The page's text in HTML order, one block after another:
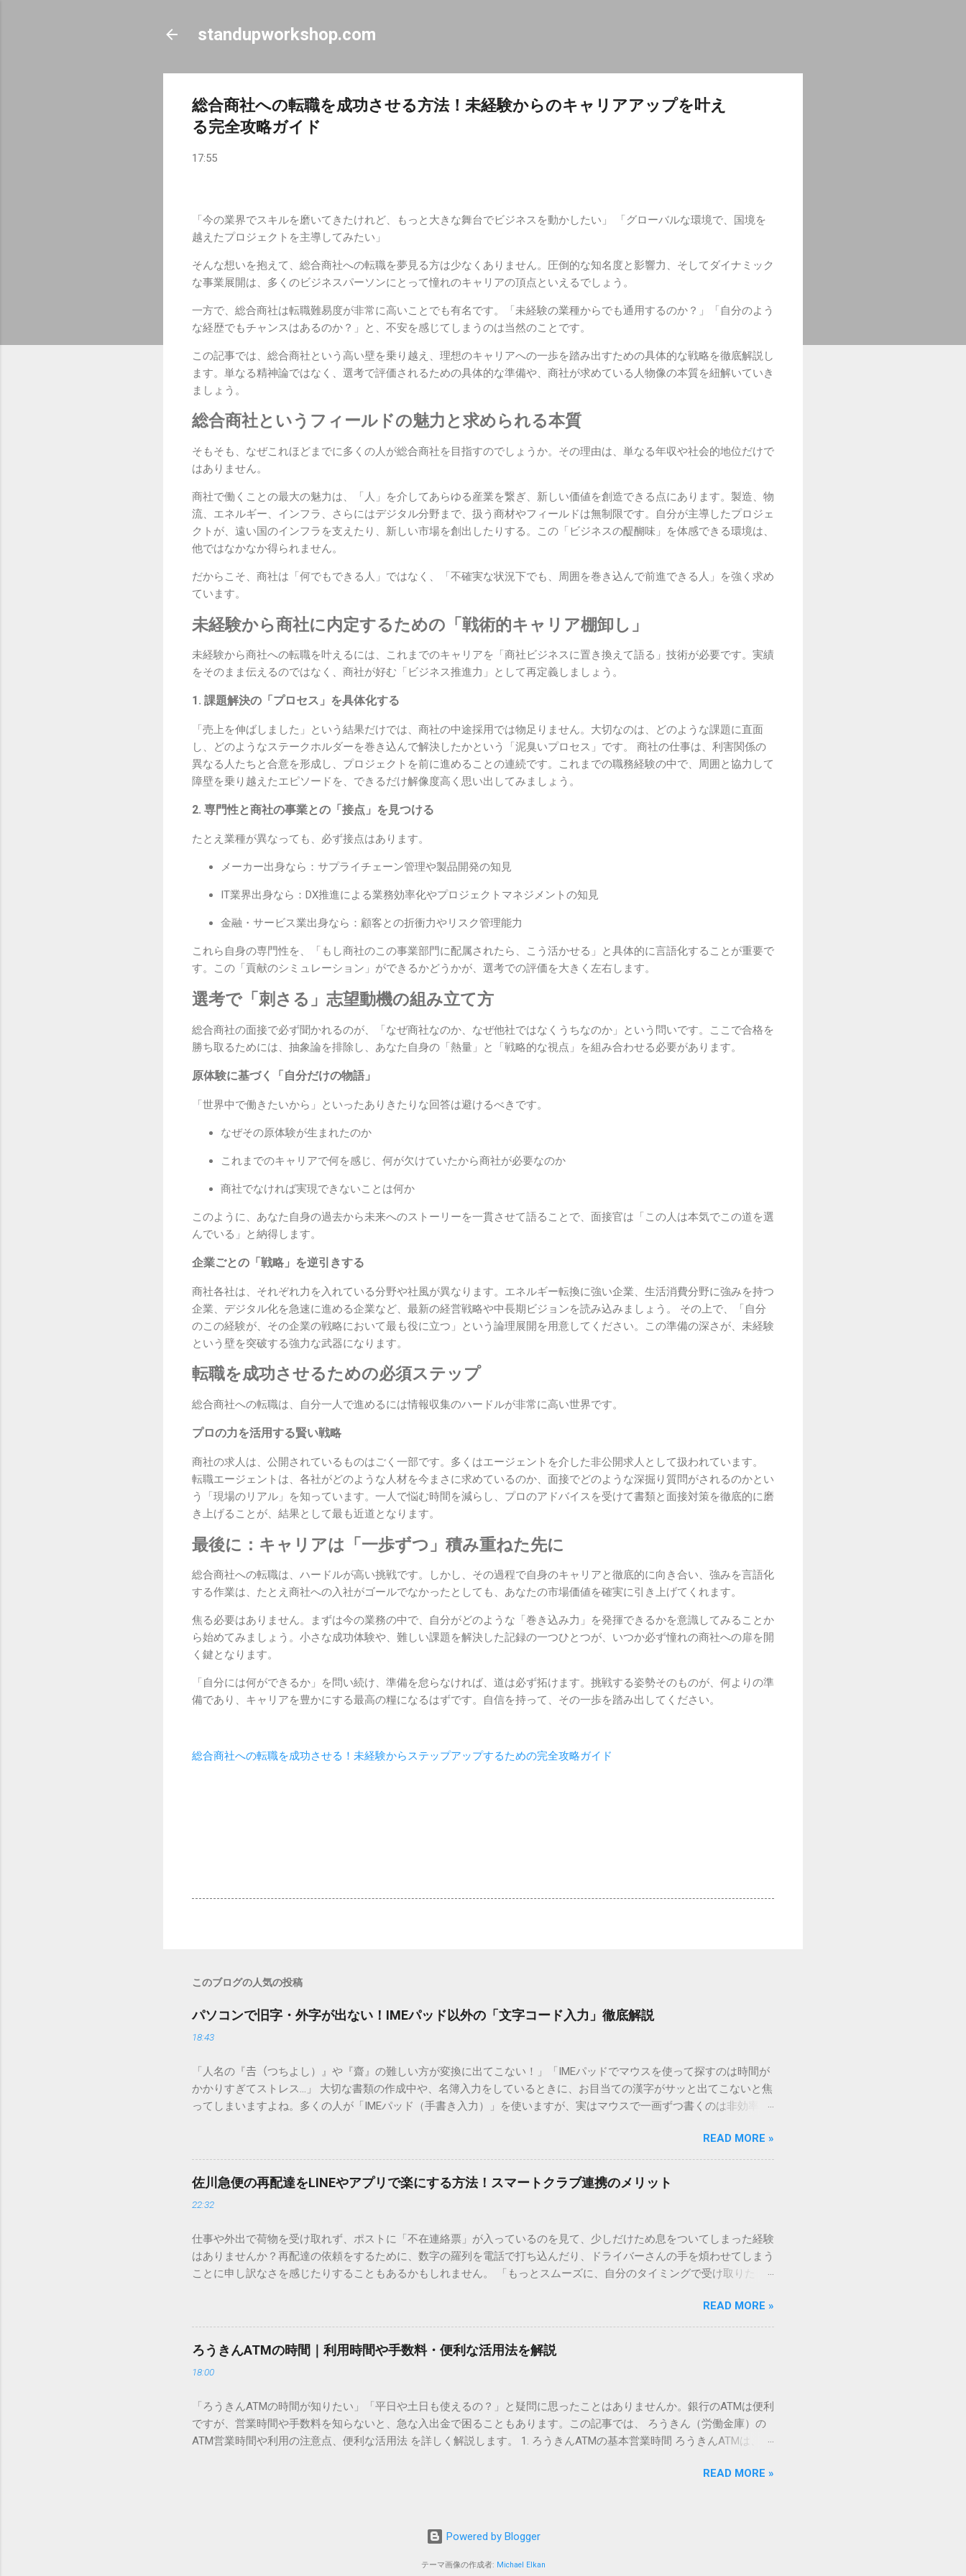
standupworkshop.com
総合商社への転職を成功させる方法！未経験からのキャリアアップを叶え
る完全攻略ガイド
17:55
「今の業界でスキルを磨いてきたけれど、もっと大きな舞台でビジネスを動かしたい」 「グローバルな環境で、国境を
越えたプロジェクトを主導してみたい」
そんな想いを抱えて、総合商社への転職を夢見る方は少なくありません。圧倒的な知名度と影響力、そしてダイナミック
な事業展開は、多くのビジネスパーソンにとって憧れのキャリアの頂点といえるでしょう。
一方で、総合商社は転職難易度が非常に高いことでも有名です。「未経験の業種からでも通用するのか？」「自分のよう
な経歴でもチャンスはあるのか？」と、不安を感じてしまうのは当然のことです。
この記事では、総合商社という高い壁を乗り越え、理想のキャリアへの一歩を踏み出すための具体的な戦略を徹底解説し
ます。単なる精神論ではなく、選考で評価されるための具体的な準備や、商社が求めている人物像の本質を紐解いていき
ましょう。
総合商社というフィールドの魅力と求められる本質
そもそも、なぜこれほどまでに多くの人が総合商社を目指すのでしょうか。その理由は、単なる年収や社会的地位だけで
はありません。
商社で働くことの最大の魅力は、「人」を介してあらゆる産業を繋ぎ、新しい価値を創造できる点にあります。製造、物
流、エネルギー、インフラ、さらにはデジタル分野まで、扱う商材やフィールドは無制限です。自分が主導したプロジェ
クトが、遠い国のインフラを支えたり、新しい市場を創出したりする。この「ビジネスの醍醐味」を体感できる環境は、
他ではなかなか得られません。
だからこそ、商社は「何でもできる人」ではなく、「不確実な状況下でも、周囲を巻き込んで前進できる人」を強く求め
ています。
未経験から商社に内定するための「戦術的キャリア棚卸し」
未経験から商社への転職を叶えるには、これまでのキャリアを「商社ビジネスに置き換えて語る」技術が必要です。実績
をそのまま伝えるのではなく、商社が好む「ビジネス推進力」として再定義しましょう。
1. 課題解決の「プロセス」を具体化する
「売上を伸ばしました」という結果だけでは、商社の中途採用では物足りません。大切なのは、どのような課題に直面
し、どのようなステークホルダーを巻き込んで解決したかという「泥臭いプロセス」です。 商社の仕事は、利害関係の
異なる人たちと合意を形成し、プロジェクトを前に進めることの連続です。これまでの職務経験の中で、周囲と協力して
障壁を乗り越えたエピソードを、できるだけ解像度高く思い出してみましょう。
2. 専門性と商社の事業との「接点」を見つける
たとえ業種が異なっても、必ず接点はあります。
メーカー出身なら：サプライチェーン管理や製品開発の知見
IT業界出身なら：DX推進による業務効率化やプロジェクトマネジメントの知見
金融・サービス業出身なら：顧客との折衝力やリスク管理能力
これら自身の専門性を、「もし商社のこの事業部門に配属されたら、こう活かせる」と具体的に言語化することが重要で
す。この「貢献のシミュレーション」ができるかどうかが、選考での評価を大きく左右します。
選考で「刺さる」志望動機の組み立て方
総合商社の面接で必ず聞かれるのが、「なぜ商社なのか、なぜ他社ではなくうちなのか」という問いです。ここで合格を
勝ち取るためには、抽象論を排除し、あなた自身の「熱量」と「戦略的な視点」を組み合わせる必要があります。
原体験に基づく「自分だけの物語」
「世界中で働きたいから」といったありきたりな回答は避けるべきです。
なぜその原体験が生まれたのか
これまでのキャリアで何を感じ、何が欠けていたから商社が必要なのか
商社でなければ実現できないことは何か
このように、あなた自身の過去から未来へのストーリーを一貫させて語ることで、面接官は「この人は本気でこの道を選
んでいる」と納得します。
企業ごとの「戦略」を逆引きする
商社各社は、それぞれ力を入れている分野や社風が異なります。エネルギー転換に強い企業、生活消費分野に強みを持つ
企業、デジタル化を急速に進める企業など、最新の経営戦略や中長期ビジョンを読み込みましょう。 その上で、「自分
のこの経験が、その企業の戦略において最も役に立つ」という論理展開を用意してください。この準備の深さが、未経験
という壁を突破する強力な武器になります。
転職を成功させるための必須ステップ
総合商社への転職は、自分一人で進めるには情報収集のハードルが非常に高い世界です。
プロの力を活用する賢い戦略
商社の求人は、公開されているものはごく一部です。多くはエージェントを介した非公開求人として扱われています。
転職エージェントは、各社がどのような人材を今まさに求めているのか、面接でどのような深掘り質問がされるのかとい
う「現場のリアル」を知っています。一人で悩む時間を減らし、プロのアドバイスを受けて書類と面接対策を徹底的に磨
き上げることが、結果として最も近道となります。
最後に：キャリアは「一歩ずつ」積み重ねた先に
総合商社への転職は、ハードルが高い挑戦です。しかし、その過程で自身のキャリアと徹底的に向き合い、強みを言語化
する作業は、たとえ商社への入社がゴールでなかったとしても、あなたの市場価値を確実に引き上げてくれます。
焦る必要はありません。まずは今の業務の中で、自分がどのような「巻き込み力」を発揮できるかを意識してみることか
ら始めてみましょう。小さな成功体験や、難しい課題を解決した記録の一つひとつが、いつか必ず憧れの商社への扉を開
く鍵となります。
「自分には何ができるか」を問い続け、準備を怠らなければ、道は必ず拓けます。挑戦する姿勢そのものが、何よりの準
備であり、キャリアを豊かにする最高の糧になるはずです。自信を持って、その一歩を踏み出してください。
総合商社への転職を成功させる！未経験からステップアップするための完全攻略ガイド
このブログの人気の投稿
パソコンで旧字・外字が出ない！IMEパッド以外の「文字コード入力」徹底解説
18:43
「人名の『𠮷（つちよし）』や『齋』の難しい方が変換に出てこない！」「IMEパッドでマウスを使って探すのは時間が
かかりすぎてストレス…」 大切な書類の作成中や、名簿入力をしているときに、お目当ての漢字がサッと出てこないと焦
ってしまいますよね。多くの人が「IMEパッド（手書き入力）」を使いますが、実はマウスで一画ずつ書くのは非効率で
ードを打ち込むだけで一瞬で旧字や外字、特殊記号を呼び出す「文字コード入力」のテクニックを詳しく解説します。
この方法をマスターすれば、もう難しい漢字の入力で手を止める必要はありません。 1. なぜ「変換」しても旧字・外字
が出てこないのか？ そもそも、なぜ普通の変換で出てこない漢字があるのでしょうか。その理由は、パソコンが文字を
認識する仕組みにあります。 日本のパソコンで一般的に使われる漢字は、JIS規格（日本産業規格）によって「第1水
準」「第2水準」といった形で整理されています。しかし、人名や地名に使われる非常に古い漢字（旧字）や、特定の組
「Unicode（ユニコード）」や「JISコード」といった 文字コード です。パソコン上のすべての文字には、いわば「住
所」のような番号が割り振られています。変換候補に出ない文字でも、この住所（コード）を直接指定すれば、確実に呼
び出すことができるのです。 2. Windows標準機能！文字コードで漢字を出す「16進数入力」 最も汎用性が高く、特別な
できます。 具体的な手順（Unicode入力） 入力したい文字の「Unicode（例：20BB7）」を把握する。 入力モードを「半
角」にする（※重要）。 **「20BB7」**と入力する。 直後にキーボードの**[Alt]キーを押しながら[X]キー**を押す。 入
力した数字が、一瞬で対応する漢字（例：𠮷）に変換されます。 注記： この方法は、特にMicrosoft Wordで非常に強力
READ MORE »
佐川急便の再配達をLINEやアプリで楽にする方法！スマートクラブ連携のメリット
22:32
仕事や外出で荷物を受け取れず、ポストに「不在連絡票」が入っているのを見て、少しだけため息をついてしまった経験
はありませんか？再配達の依頼をするために、数字の羅列を電話で打ち込んだり、ドライバーさんの手を煩わせてしまう
ことに申し訳なさを感じたりすることもあるかもしれません。 「もっとスムーズに、自分のタイミングで受け取りた
ビス「スマートクラブ」と、LINEや公式アプリの連携です。これらを活用するだけで、再配達のストレスは驚くほど軽く
なります。この記事では、忙しい毎日をサポートする便利な受け取り術と、連携による具体的なメリットを徹底解説しま
す。 佐川急便の再配達が劇的に変わる「スマートクラブ」とは？ まず押さえておきたいのが、佐川急便の個人向け無料
会員サービス「スマートクラブ」です。これは、荷物の配送状況をリアルタイムで管理するための基盤となるサービスで
す。 以前はウェブサイトを開いてログインする手間がありましたが、現在はLINEやアプリと紐付けることで、その利便
じめ配達時間を変更するといった先回りの対応が可能になります。 LINE連携で「不在連絡票」とおさらばできる理由 日
本国内で最も利用されているコミュニケーションアプリ「LINE」を佐川急便と連携させると、荷物の受け取り体験が一変
します。 1. トーク画面からワンタップで依頼 不在連絡票に記載されたQRコードを読み取る手間すら、過去のものになり
接届きます。そのまま画面上のボタンをタップするだけで、希望の日時や場所を指定して再配達を依頼できます。 2. 24
時頃に伺います」というメッセージが届きます。その時間に急な予定が入ってしまった場合、届く前に受取時間を変更で
READ MORE »
ろうきんATMの時間｜利用時間や手数料・便利な活用法を解説
18:00
「ろうきんATMの時間が知りたい」「平日や土日も使えるの？」と疑問に思ったことはありませんか。銀行のATMは便利
ですが、営業時間や手数料を知らないと、急な入出金で困ることもあります。この記事では、 ろうきん（労働金庫）の
ATM営業時間や利用の注意点、便利な活用法 を詳しく解説します。 1. ろうきんATMの基本営業時間 ろうきんATMは、利
日：休止（※一部店舗では土曜日のみ利用可能） 店舗内ATMは、銀行窓口と同じ営業時間で利用でき、 窓口での対応も
ATMや提携ATMを使う際は、 時間帯によって手数料が異なる 点に注意が必要です。 平日8:45〜18:00：手数料無料または
低額 平日18:00〜21:00／土日祝日：110〜330円程度の手数料が発生 深夜（21:00〜翌7:00）：提携ATMは利用できない場
合も 手数料を節約するには、 平日昼間の利用が最もお得 です。 3. ろうきんATMの便利な活用法 3-1. 入出金のスケジュ
READ MORE »
Powered by Blogger
テーマ画像の作成者: Michael Elkan